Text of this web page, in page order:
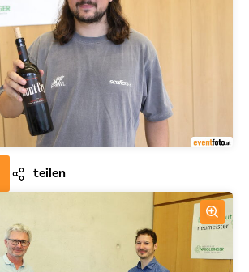
teilen